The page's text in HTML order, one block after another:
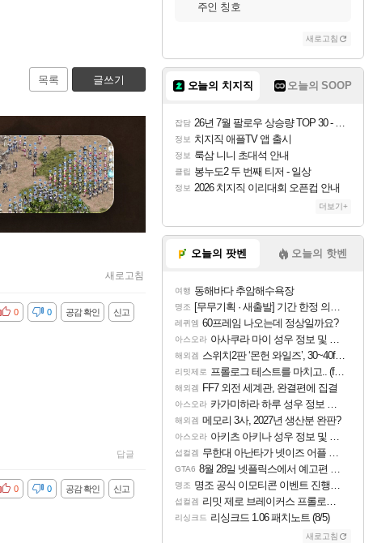
목록 글쓰기
새로고침
신고
공감 확인
비공감 0
0
답글
신고
공감 확인
비공감 0
0
주인 칭호
새로고침
오늘의 치지직 오늘의 SOOP
잡담 26년 7월 팔로우 상승량 TOP 30 - 월간 치지직
정보 치지직 애플TV 앱 출시
정보 룩삼 니니 초대석 안내
클립 봉누도2 두 번째 티저 - 일상
정보 2026 치지직 이리대회 오픈컵 안내
더보기+
오늘의 팟벤 오늘의 핫벤
여행 동해바다 추암해수욕장
명조 [무무기획 · 새출발] 기간 한정 의뢰 이벤트
레퀴엠 60프레임 나오는데 정상일까요?
아스오라 아사쿠라 마이 성우 정보 및 주요 필모
해외겜 스위치2판 ‘몬헌 와일즈’, 30~40fps 목표 추정
리밋제로 프롤로그 테스트를 마치고.. (feat. 리아)
해외겜 FF7 외전 세계관, 완결편에 집결
아스오라 카가미하라 하루 성우 정보 및 주요 필모
해외겜 메모리 3사, 2027년 생산분 완판?
아스오라 아키츠 아키나 성우 정보 및 주요 필모
섭컬겜 무한대 아난타가 넷이즈 어플 달력에 일정 등록
GTA6 8월 28일 넷플릭스에서 예고편 공개 예정
명조 명조 공식 이모티콘 이벤트 진행해봤습니다! 참여부터 추첨까지????
섭컬겜 리밋 제로 브레이커스 프롤로그 테스트 후기 영상 업로드
리싱크드 리싱크드 1.06 패치노트 (8/5)
새로고침